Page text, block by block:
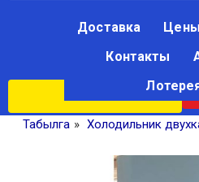
Доставка Цены
Контакты
Табылга » Холодильник